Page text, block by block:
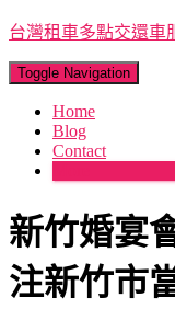
台灣租車多點交還車
Toggle Navigation
Home
Blog
Contact
新竹婚宴
注新竹市